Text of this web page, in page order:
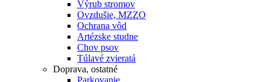
Výrub stromov
Ovzdušie, MZZO
Ochrana vôd
Artézske studne
Chov psov
Túlavé zvieratá
Doprava, ostatné